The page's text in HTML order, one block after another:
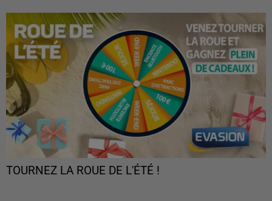
TOURNEZ LA ROUE DE L'ÉTÉ !